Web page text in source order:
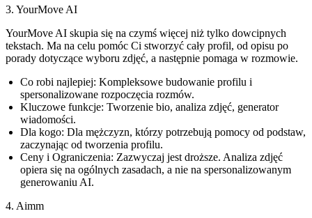
3. YourMove AI
YourMove AI skupia się na czymś więcej niż tylko dowcipnych
tekstach. Ma na celu pomóc Ci stworzyć cały profil, od opisu po
porady dotyczące wyboru zdjęć, a następnie pomaga w rozmowie.
Co robi najlepiej: Kompleksowe budowanie profilu i
spersonalizowane rozpoczęcia rozmów.
Kluczowe funkcje: Tworzenie bio, analiza zdjęć, generator
wiadomości.
Dla kogo: Dla mężczyzn, którzy potrzebują pomocy od podstaw,
zaczynając od tworzenia profilu.
Ceny i Ograniczenia: Zazwyczaj jest droższe. Analiza zdjęć
opiera się na ogólnych zasadach, a nie na spersonalizowanym
generowaniu AI.
4. Aimm